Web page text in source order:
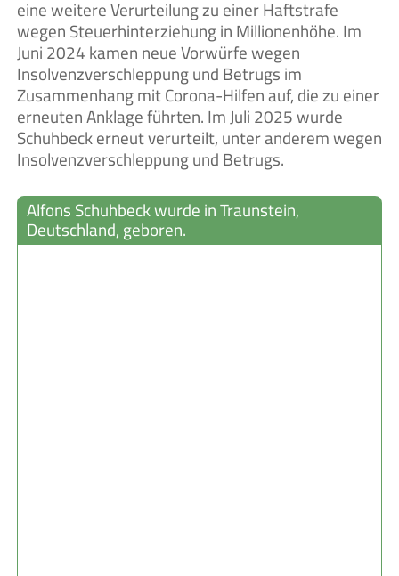
eine weitere Verurteilung zu einer Haftstrafe
wegen Steuerhinterziehung in Millionenhöhe. Im
Juni 2024 kamen neue Vorwürfe wegen
Insolvenzverschleppung und Betrugs im
Zusammenhang mit Corona-Hilfen auf, die zu einer
erneuten Anklage führten. Im Juli 2025 wurde
Schuhbeck erneut verurteilt, unter anderem wegen
Insolvenzverschleppung und Betrugs.
Alfons Schuhbeck wurde in Traunstein,
Deutschland, geboren.